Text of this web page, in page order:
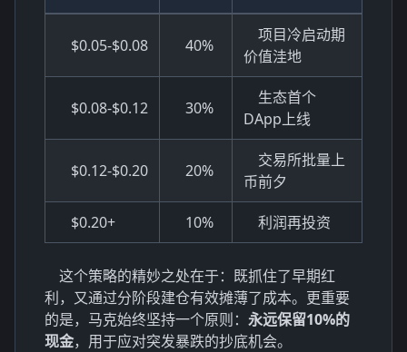
$0.05-$0.08 40%
项目冷启动期
价值洼地
$0.08-$0.12 30%
生态首个
DApp上线
$0.12-$0.20 20%
交易所批量上
币前夕
$0.20+ 10% 利润再投资
这个策略的精妙之处在于：既抓住了早期红
利，又通过分阶段建仓有效摊薄了成本。更重要
的是，马克始终坚持一个原则： 永远保留10%的
现金，用于应对突发暴跌的抄底机会。